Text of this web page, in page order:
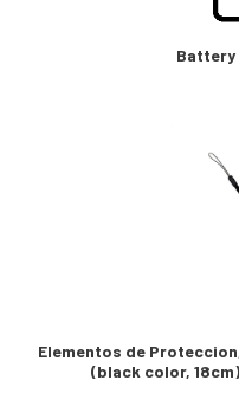
Battery
Elementos de
(black color,